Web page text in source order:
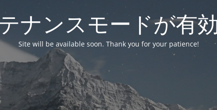
ナンスモードが有
Site will be available soon. Thank you for your patience!